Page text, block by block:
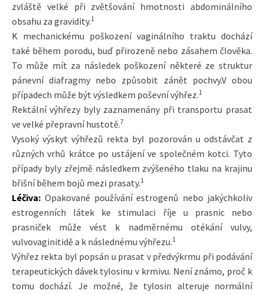
zvláště velké při zvětšování hmotnosti abdominálního
obsahu za gravidity.1
K mechanickému poškození vaginálního traktu dochází
také během porodu, buď přirozeně nebo zásahem člověka.
To může mít za následek poškození některé ze struktur
pánevní diafragmy nebo způsobit zánět pochvy.V obou
případech může být výsledkem poševní výhřez.1
Rektální výhřezy byly zaznamenány při transportu prasat
ve velké přepravní hustotě.7
Vysoký výskyt výhřezů rekta byl pozorován u odstávčat z
různých vrhů krátce po ustájení ve společném kotci. Tyto
případy byly zřejmě následkem zvýšeného tlaku na krajinu
břišní během bojů mezi prasaty.1
Léčiva: Opakované používání estrogenů nebo jakýchkoliv
estrogenních látek ke stimulaci říje u prasnic nebo
prasniček může vést k nadměrnému otékání vulvy,
vulvovaginitidě a k následnému výhřezu.1
Výhřez rekta byl popsán u prasat v předvýkrmu při podávání
terapeutických dávek tylosinu v krmivu. Není známo, proč k
tomu dochází. Je možné, že tylosin alteruje normální